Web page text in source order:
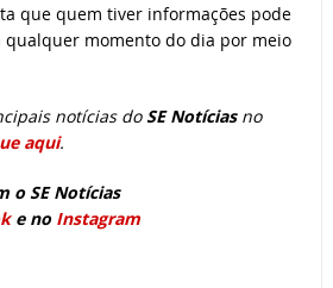
que quem tiver informações pode
qualquer momento do dia por meio
notícias do SE Notíciasno
aqui.
o SE Notícias
e no Instagram